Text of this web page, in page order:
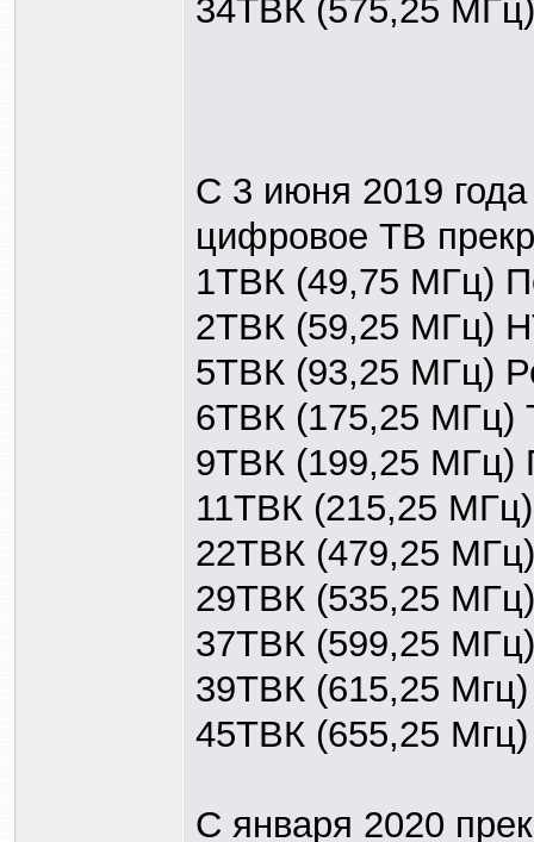
34ТВК (575,25
С 3 июня 2019
цифровое ТВ
1ТВК (49,75 МГц)
2ТВК (59,25 МГц)
5ТВК (93,25 МГц)
6ТВК (175,25 МГц)
9ТВК (199,25 МГц)
11ТВК (215,25
22ТВК (479,25
29ТВК (535,25
37ТВК (599,25
39ТВК (615,25 Мгц)
45ТВК (655,25 Мгц)
С января 2020